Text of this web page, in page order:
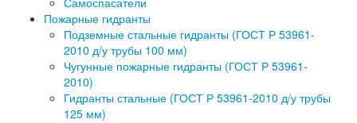
Пожарные гидранты
Подземные стальные гидранты (ГОСТ Р 53961-
2010 д/у трубы 100 мм)
Чугунные пожарные гидранты (ГОСТ Р 53961-
2010)
Гидранты стальные (ГОСТ Р 53961-2010 д/у трубы
125 мм)